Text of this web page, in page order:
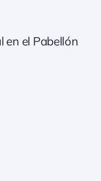
en el Pabellón